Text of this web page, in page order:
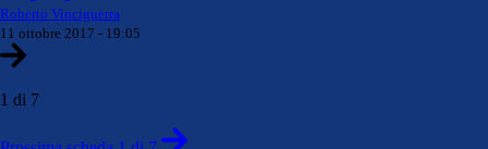
Roberto Vinciguerra
11 ottobre 2017 - 19:05
1 di 7